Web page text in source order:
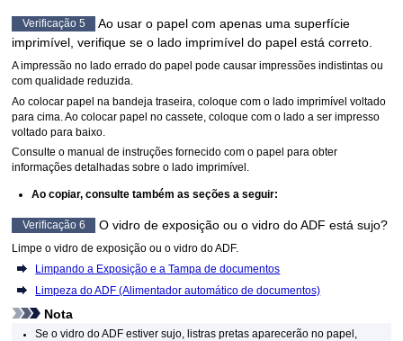
Verificação 5
Ao usar o papel com apenas uma superfície
imprimível, verifique se o lado imprimível do papel está correto.
A impressão no lado errado do papel pode causar impressões indistintas ou
com qualidade reduzida.
Ao colocar papel na bandeja traseira , coloque com o lado imprimível voltado
para cima. Ao colocar papel nocassete , coloque com o lado a ser impresso
voltado para baixo.
Consulte o manual de instruções fornecido com o papel para obter
informações detalhadas sobre o lado imprimível.
Ao copiar, consulte também as seções a seguir:
Verificação 6 Ovidro de exposição ou o vidro doADF está sujo?
Limpe ovidro de exposição ou o vidro doADF.
Limpando a Exposição e a Tampa de documentos
Limpeza do ADF (Alimentador automático de documentos)
Nota
Se o vidro doADF estiver sujo, listras pretas aparecerão no papel,